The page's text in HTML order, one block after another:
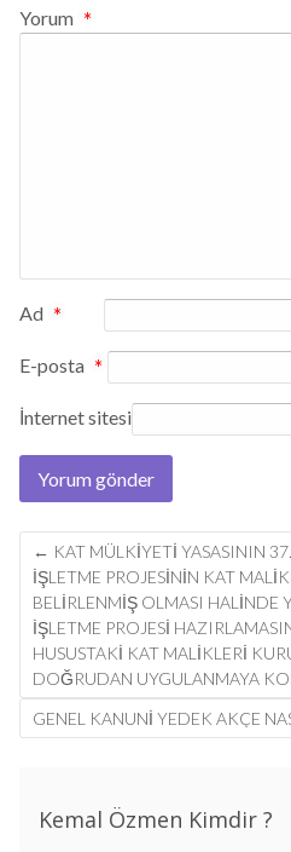
Yorum *
Ad *
E-posta *
İnternet sitesi
Post
navigation
← KAT MÜLKIYETI YASASININ
IŞLETME PROJESININ KAT
BELIRLENMIŞ OLMASI HALINDE
IŞLETME PROJESI
HUSUSTAKI KAT MALIKLERI
DOĞRUDAN UYGULANMAYA
GENEL KANUNI YEDEK AKÇE
Kemal Özmen Kimdir ?